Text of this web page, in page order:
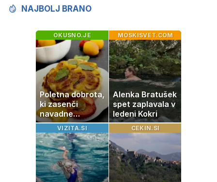
NAJBOLJ BRANO
OKUSNO.JE
Poletna dobrota,
ki zasenči
navadne
palačinke
MOSKISVET.COM
Alenka Bratušek
spet zaplavala v
ledeni Kokri
VIZITA.SI CEKIN.SI